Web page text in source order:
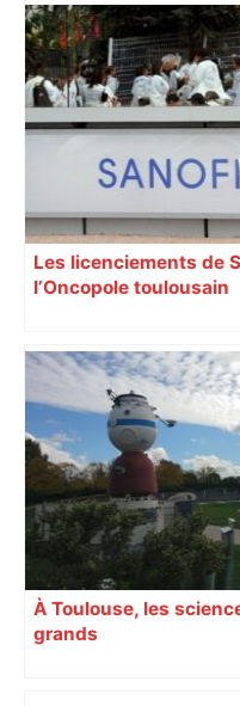
À Toulouse, le service
Merci Jeannine veut
et Deliveroo – Le
Les licenciements de
l’Oncopole toulousain
À Toulouse, les
grands